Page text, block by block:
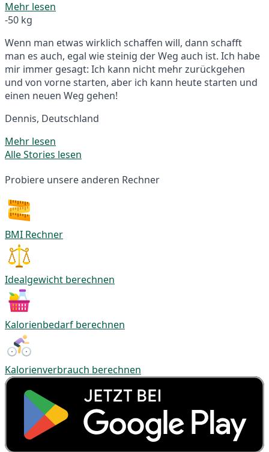
Mehr lesen
-50 kg
Wenn man etwas wirklich schaffen will, dann schafft
man es auch, egal wie steinig der Weg auch ist. Ich habe
mir immer gesagt: Ich kann nicht mehr zurückgehen
und von vorne starten, aber ich kann heute starten und
einen neuen Weg gehen!
Dennis, Deutschland
Mehr lesen
Alle Stories lesen
Probiere unsere anderen Rechner
BMI Rechner
Idealgewicht berechnen
Kalorienbedarf berechnen
Kalorienverbrauch berechnen